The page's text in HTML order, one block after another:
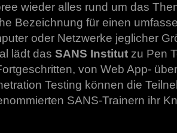
wieder alles rund um das
Bezeichnung für einen
oder Netzwerke jeglicher
lädt das SANS Institut zu Pen
von Web App-
Testing können die
SANS-Trainern ihr